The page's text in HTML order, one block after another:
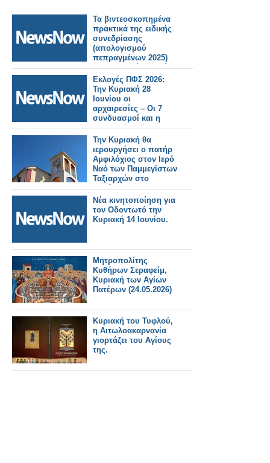
Τα βιντεοσκοπημένα
πρακτικά της ειδικής
συνεδρίασης
(απολογισμού
πεπραγμένων 2025)
της Κυριακή 5 Ιουλίου
2026.
Εκλογές ΠΦΣ 2026:
Την Κυριακή 28
Ιουνίου οι
αρχαιρεσίες – Οι 7
συνδυασμοί και η
σημερινή διοίκηση
Την Κυριακή θα
ιερουργήσει ο πατήρ
Αμφιλόχιος στον Ιερό
Ναό των Παμμεγίστων
Ταξιαρχών στο
Αγράμπελο.. .
Νέα κινητοποίηση για
τον Οδοντωτό την
Κυριακή 14 Ιουνίου.
Μητροπολίτης
Κυθήρων Σεραφείμ,
Κυριακή των Αγίων
Πατέρων (24.05.2026)
Κυριακή του Τυφλού,
η Αιτωλοακαρνανία
γιορτάζει του Αγίους
της.